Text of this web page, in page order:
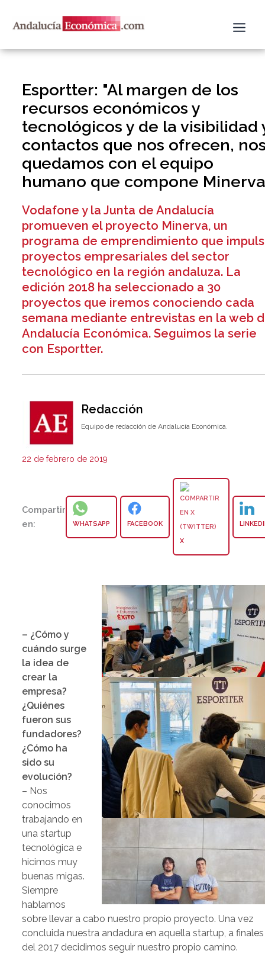
Esportter: "Al margen de los
recursos económicos y
tecnológicos y de la visibilidad
contactos que nos ofrecen,
quedamos con el equipo
humano que compone
Vodafone y la Junta de Andalucía
promueven el proyecto Minerva, un
programa de emprendimiento que
proyectos empresariales del sector
tecnológico en la región andaluza. La
edición 2018 ha seleccionado a 30
proyectos que iremos conociendo cada
semana mediante entrevistas en la web
Andalucía Económica. Seguimos la serie
con Esportter.
Redacción
Equipo de redacción de Andalucía Económica.
22 de febrero de 2019
Compartir
en:
WHATSAPP FACEBOOK
X
– ¿Cómo y
cuándo surge
la idea de
crear la
empresa?
¿Quiénes
fueron sus
fundadores?
¿Cómo ha
sido su
evolución?
– Nos
conocimos
trabajando en
una startup
tecnológica e
hicimos muy
buenas migas.
Siempre
hablamos
sobre llevar a cabo nuestro propio proyecto. Una vez
concluida nuestra andadura en aquella startup, a finales
del 2017 decidimos seguir nuestro propio camino.